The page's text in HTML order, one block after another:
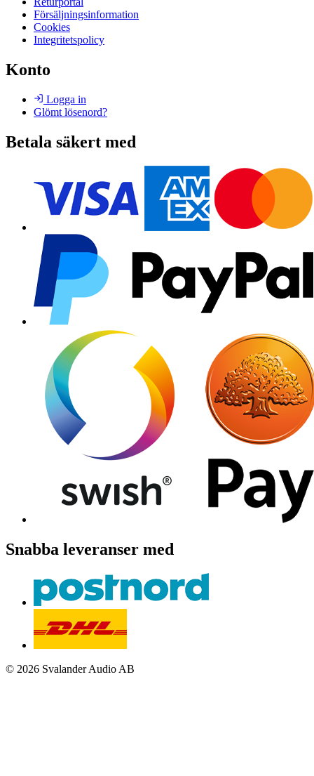
Försäljningsinformation
Cookies
Integritetspolicy
Konto
Logga in
Glömt lösenord?
Betala säkert med
Snabba leveranser med
© 2026 Svalander Audio AB